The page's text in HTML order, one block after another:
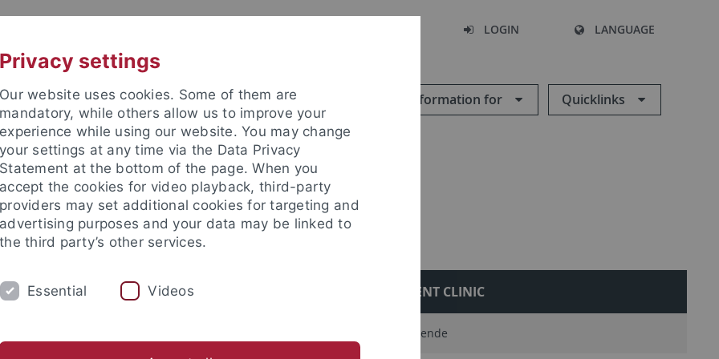
LOGIN LANGUAGE
Information for Quicklinks
RESEARCH RESEARCH GROUPS OUTPATIENT CLINIC
FAQ für Lehrende
Privacy settings
Our website uses cookies. Some of them are
mandatory, while others allow us to improve your
experience while using our website. You may change
your settings at any time via the Data Privacy
Statement at the bottom of the page. When you
accept the cookies for video playback, third-party
providers may set additional cookies for targeting and
advertising purposes and your data may be linked to
the third party’s other services.
Essential Videos